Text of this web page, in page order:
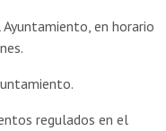
en horario
regulados en el